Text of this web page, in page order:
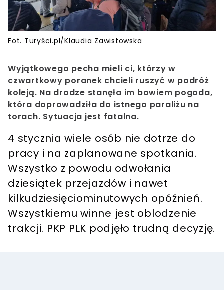
Fot. Turyści.pl/Klaudia Zawistowska
Wyjątkowego pecha mieli ci, którzy w
czwartkowy poranek chcieli ruszyć w podróż
koleją. Na drodze stanęła im bowiem pogoda,
która doprowadziła do istnego paraliżu na
torach. Sytuacja jest fatalna.
4 stycznia wiele osób nie dotrze do
pracy i na zaplanowane spotkania.
Wszystko z powodu odwołania
dziesiątek przejazdów i nawet
kilkudziesięciominutowych opóźnień.
Wszystkiemu winne jest oblodzenie
trakcji. PKP PLK podjęło trudną decyzję.